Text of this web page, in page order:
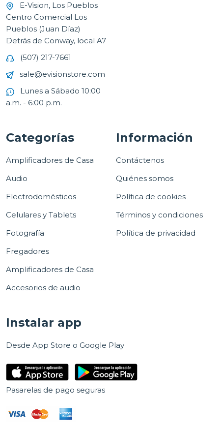
E-Vision, Los Pueblos
Centro Comercial Los
Pueblos (Juan Díaz)
Detrás de Conway, local A7
(507) 217-7661
sale@evisionstore.com
Lunes a Sábado 10:00
a.m. - 6:00 p.m.
Categorías
Amplificadores de Casa
Audio
Electrodomésticos
Celulares y Tablets
Fotografía
Fregadores
Amplificadores de Casa
Accesorios de audio
Información
Contáctenos
Quiénes somos
Política de cookies
Términos y condiciones
Política de privacidad
Instalar app
Desde App Store o Google Play
Pasarelas de pago seguras